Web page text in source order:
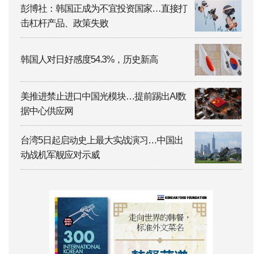
彭博社：韩国正成为不宜投资国家…直接打
击杠杆产品、政策失败
韩国人对日好感度54.3%，历史新高
美推进禁止进口中国光模块…提前踢出AI数
据中心供应网
台湾5日起启动史上最大实战演习…中国出
动战机军舰应对示威